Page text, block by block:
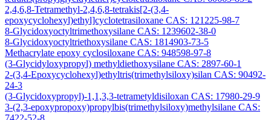
2,4,6,8-Tetramethyl-2,4,6,8-tetrakis[2-(3,4-
epoxycyclohexyl)ethyl]cyclotetrasiloxane CAS: 121225-98-7
8-Glycidoxyoctyltrimethoxysilane CAS: 1239602-38-0
8-Glycidoxyoctyltriethoxysilane CAS: 1814903-73-5
Methacrylate epoxy cyclosiloxane CAS: 948598-97-8
(3-Glycidyloxypropyl) methyldiethoxysilane CAS: 2897-60-1
2-(3,4-Epoxycyclohexyl)ethyltris(trimethylsiloxy)silan CAS: 90492-
24-3
(3-Glycidoxypropyl)-1,1,3,3-tetrametyldisiloxan CAS: 17980-29-9
3-(2,3-epoxypropoxy)propylbis(trimethylsiloxy)methylsilane CAS:
7422-52-8